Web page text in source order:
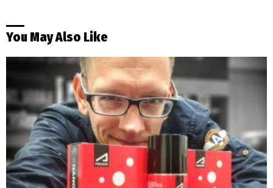
You May Also Like